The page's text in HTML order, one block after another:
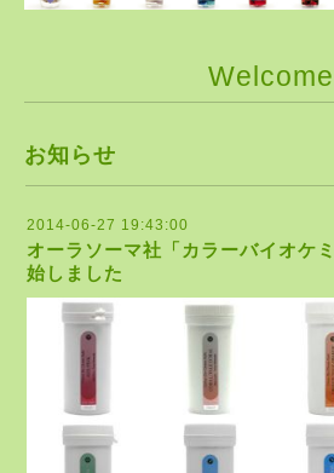
Welcome
お知らせ
2014-06-27 19:43:00
オーラソーマ社「カラーバイオケ
始しました